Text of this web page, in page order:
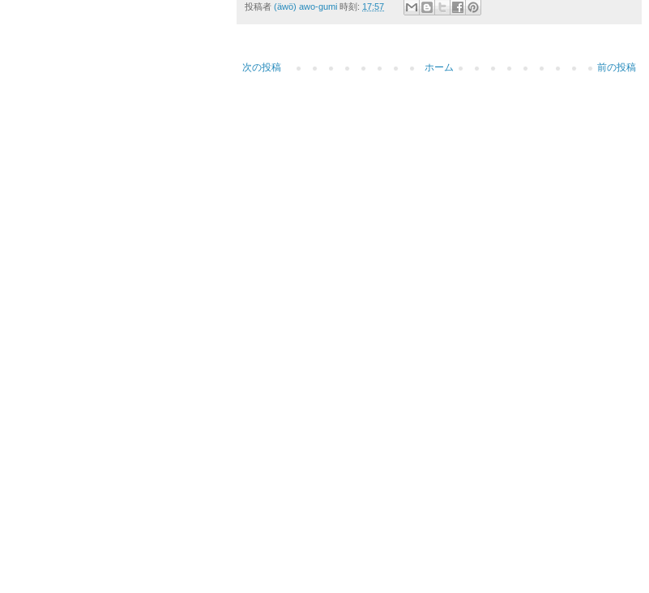
投稿者 (äwö) awo-gumi 時刻: 17:57
次の投稿 前の投稿
ホーム